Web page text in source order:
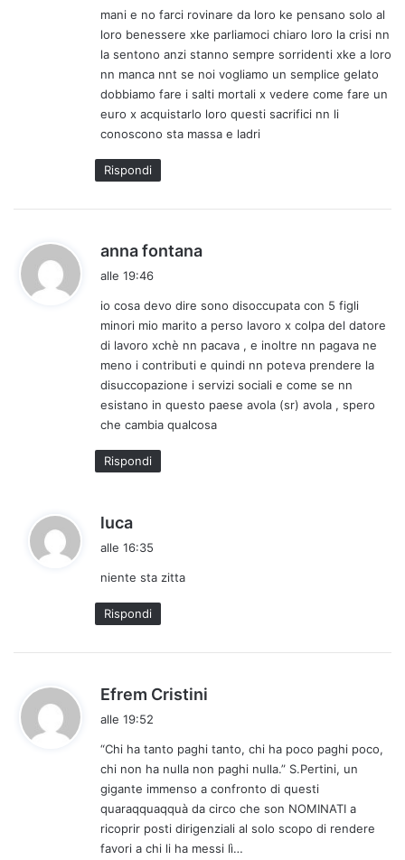
mani e no farci rovinare da loro ke pensano solo al
loro benessere xke parliamoci chiaro loro la crisi nn
la sentono anzi stanno sempre sorridenti xke a loro
nn manca nnt se noi vogliamo un semplice gelato
dobbiamo fare i salti mortali x vedere come fare un
euro x acquistarlo loro questi sacrifici nn li
conoscono sta massa e ladri
Rispondi
anna fontana
e
t
t
o
:
alle 19:46
io cosa devo dire sono disoccupata con 5 figli
minori mio marito a perso lavoro x colpa del datore
di lavoro xchè nn pacava , e inoltre nn pagava ne
meno i contributi e quindi nn poteva prendere la
disuccopazione i servizi sociali e come se nn
esistano in questo paese avola (sr) avola , spero
che cambia qualcosa
Rispondi
luca
a
e
t
t
alle 16:35
niente sta zitta
Rispondi
Efrem Cristini
e
t
t
o
:
alle 19:52
“Chi ha tanto paghi tanto, chi ha poco paghi poco,
chi non ha nulla non paghi nulla.” S.Pertini, un
gigante immenso a confronto di questi
quaraqquaqquà da circo che son NOMINATI a
ricoprir posti dirigenziali al solo scopo di rendere
favori a chi li ha messi lì…